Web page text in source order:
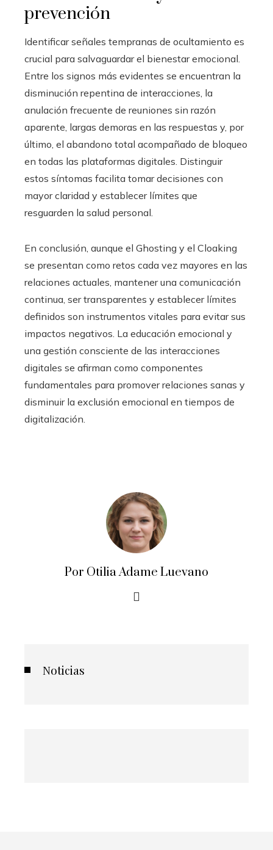
prevención
Identificar señales tempranas de ocultamiento es
crucial para salvaguardar el bienestar emocional.
Entre los signos más evidentes se encuentran la
disminución repentina de interacciones, la
anulación frecuente de reuniones sin razón
aparente, largas demoras en las respuestas y, por
último, el abandono total acompañado de bloqueo
en todas las plataformas digitales. Distinguir
estos síntomas facilita tomar decisiones con
mayor claridad y establecer límites que
resguarden la salud personal.
En conclusión, aunque el Ghosting y el Cloaking
se presentan como retos cada vez mayores en las
relaciones actuales, mantener una comunicación
continua, ser transparentes y establecer límites
definidos son instrumentos vitales para evitar sus
impactos negativos. La educación emocional y
una gestión consciente de las interacciones
digitales se afirman como componentes
fundamentales para promover relaciones sanas y
disminuir la exclusión emocional en tiempos de
digitalización.
Por Otilia Adame Luevano
Noticias